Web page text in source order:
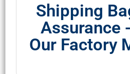
Shipping
Assurance
Our Factory